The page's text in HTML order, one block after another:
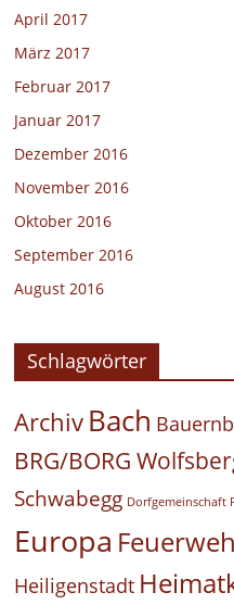
April 2017
März 2017
Februar 2017
Januar 2017
Dezember 2016
November 2016
Oktober 2016
September 2016
August 2016
Schlagwörter
Archiv Bach
BRG/BORG
Schwabegg Dorfgemeinschaft
Europa
Heiligenstadt